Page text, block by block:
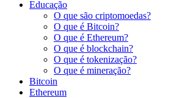
Educação
O que são criptomoedas?
O que é Bitcoin?
O que é Ethereum?
O que é blockchain?
O que é tokenização?
O que é mineração?
Bitcoin
Ethereum